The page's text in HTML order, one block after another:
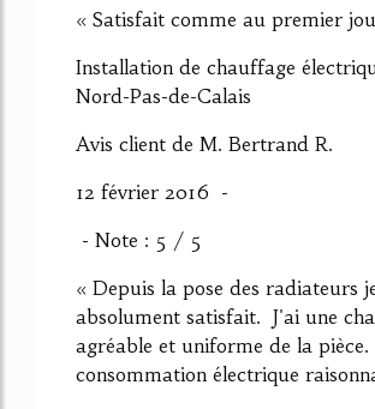
« Satisfait comme au premier
Installation de chauffage
Nord-Pas-de-Calais
Avis client de M. Bertrand R.
12 février 2016 -
- Note : 5 / 5
« Depuis la pose des radiateurs
absolument satisfait. J'ai une
agréable et uniforme de la pièce.
consommation électrique